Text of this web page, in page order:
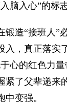
脑入心”的标志
造“接班人”
，真正落
心的红色力
紧了父辈递
变强。